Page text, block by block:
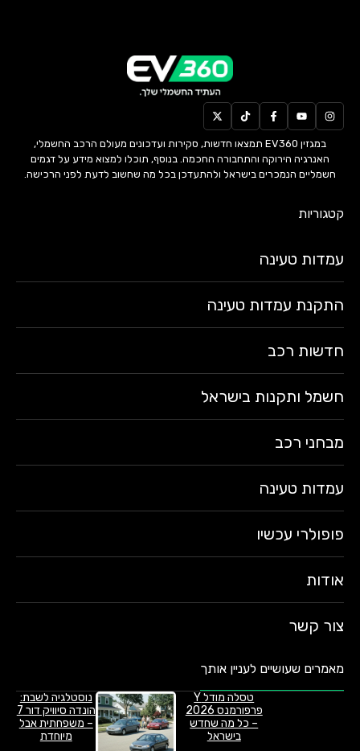
במגזין EV360 תמצאו חדשות, סקירות ועדכונים מעולם הרכב החשמלי,
האנרגיה הירוקה והתחבורה החכמה. בנוסף, תוכלו למצוא מידע על דגמים
חשמליים הנמכרים בישראל ולהתעדכן בכל מה שחשוב לדעת לפני הרכישה.
קטגוריות
עמדות טעינה
התקנת עמדות טעינה
חדשות רכב
חשמל ותקנות בישראל
מבחני רכב
עמדות טעינה
פופולרי עכשיו
אודות
צור קשר
מאמרים שעושיים לעניין אותך
טסלה מודל Y
פרפורמנס 2026
– כל מה שחדש
בישראל
נוסטלגיה לשבת:
הונדה סיוויק דור 7
– משפחתית אבל
מיוחדת